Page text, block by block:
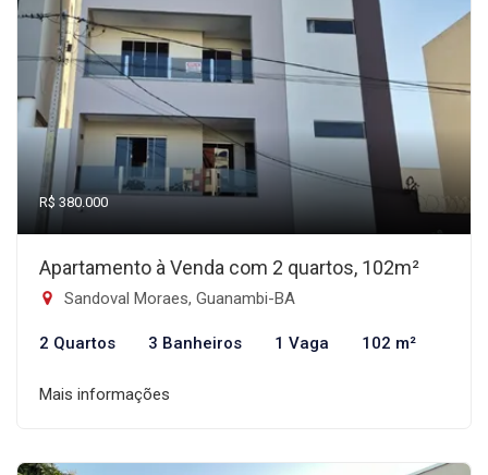
R$ 380.000
Apartamento à Venda com 2 quartos, 102m²
Sandoval Moraes, Guanambi-BA
2 Quartos 3 Banheiros 1 Vaga 102 m²
Mais informações